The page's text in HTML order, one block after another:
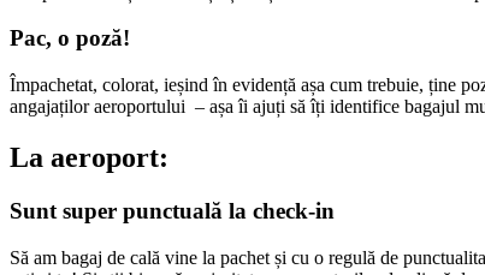
Pac, o poză!
Împachetat, colorat, ieșind în evidență așa cum trebuie, ține
angajaților aeroportului – așa îi ajuți să îți identifice bagajul
La aeroport:
Sunt super punctuală la check-in
Să am bagaj de cală vine la pachet și cu o regulă de